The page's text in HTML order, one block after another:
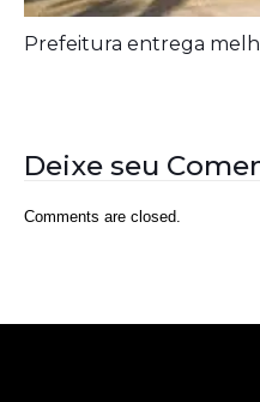
Nós somos a RDR, Rede